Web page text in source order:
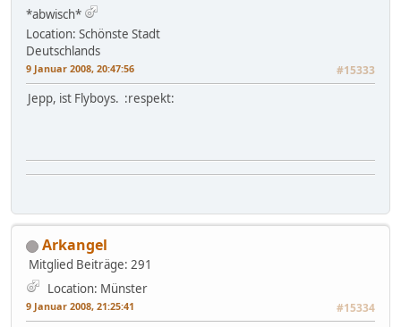
*abwisch*
Location: Schönste Stadt
Deutschlands
9 Januar 2008, 20:47:56 #15333
Jepp, ist Flyboys. :respekt:
Arkangel
Mitglied Beiträge: 291
Location: Münster
9 Januar 2008, 21:25:41 #15334